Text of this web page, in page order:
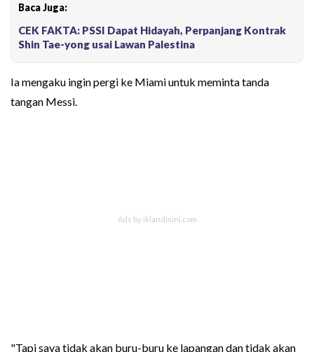
Baca Juga:
CEK FAKTA: PSSI Dapat Hidayah, Perpanjang Kontrak
Shin Tae-yong usai Lawan Palestina
Ia mengaku ingin pergi ke Miami untuk meminta tanda
tangan Messi.
"Tapi saya tidak akan buru-buru ke lapangan dan tidak akan